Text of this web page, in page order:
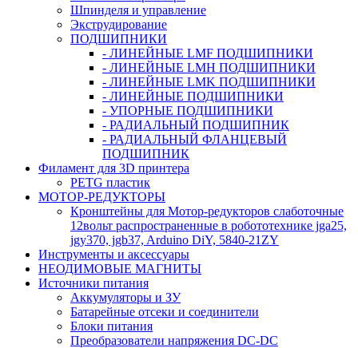
Шпинделя и управление
Экструдирование
ПОДШИПНИКИ
- ЛИНЕЙНЫЕ LMF ПОДШИПНИКИ
- ЛИНЕЙНЫЕ LMH ПОДШИПНИКИ
- ЛИНЕЙНЫЕ LMK ПОДШИПНИКИ
- ЛИНЕЙНЫЕ ПОДШИПНИКИ
- УПОРНЫЕ ПОДШИПНИКИ
- РАДИАЛЬНЫЙ ПОДШИПНИК
- РАДИАЛЬНЫЙ ФЛАНЦЕВЫЙ
ПОДШИПНИК
Филамент для 3D принтера
PETG пластик
МОТОР-РЕДУКТОРЫ
Кронштейны для Мотор-редукторов слаботочные
12вольт распространенные в робототехнике jga25,
jgy370, jgb37, Arduino DiY, 5840-21ZY
Инструменты и аксессуары
НЕОДИМОВЫЕ МАГНИТЫ
Источники питания
Аккумуляторы и ЗУ
Батарейные отсеки и соединители
Блоки питания
Преобразователи напряжения DC-DC